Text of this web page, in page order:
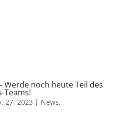
Werde noch heute Teil des
Teams!
27, 2023 | News,